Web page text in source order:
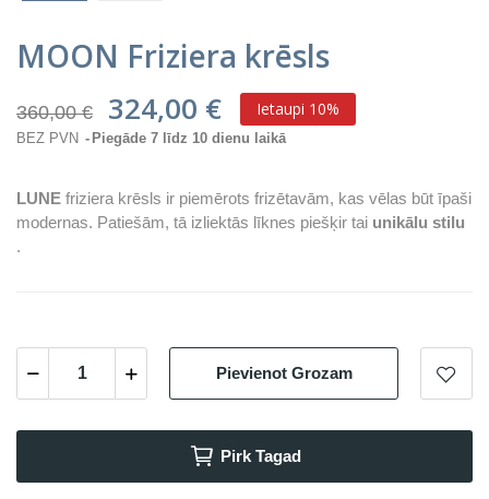
MOON Friziera krēsls
360,00 € 324,00 € Ietaupi 10%
BEZ PVN Piegāde 7 līdz 10 dienu laikā
LUNE friziera krēsls ir piemērots frizētavām, kas vēlas būt īpaši
modernas. Patiešām, tā izliektās līknes piešķir tai unikālu stilu
.
Pievienot Grozam
Pirk Tagad